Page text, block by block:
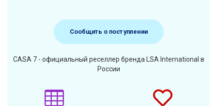
Сообщить о поступлении
CASA 7 - официальный реселлер бренда LSA International в
России